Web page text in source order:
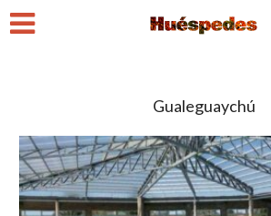
Gualeguaychú